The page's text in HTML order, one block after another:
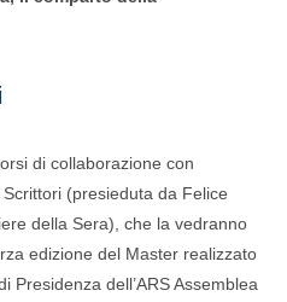
di collaborazione con
(presieduta da Felice
della Sera), che la vedranno
edizione del Master realizzato
Presidenza dell’ARS Assemblea